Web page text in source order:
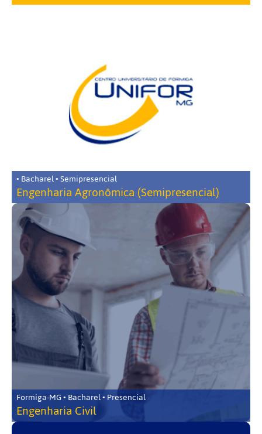
• Bacharel • Semipresencial
Engenharia Agronômica (Semipresencial)
Formiga-MG • Bacharel • Presencial
Engenharia Civil